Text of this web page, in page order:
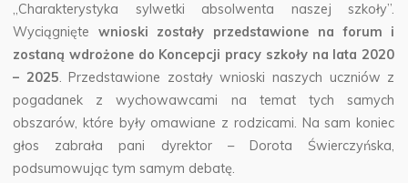
„Charakterystyka sylwetki absolwenta naszej szkoły”.
Wyciągniętewnioski zostały przedstawione na forum i
zostaną wdrożone do Koncepcji pracy szkoły na lata 2020
– 2025. Przedstawione zostały wnioski naszych uczniów z
pogadanek z wychowawcami na temat tych samych
obszarów, które były omawiane z rodzicami. Na sam koniec
głos zabrała pani dyrektor – Dorota Świerczyńska,
podsumowując tym samym debatę.